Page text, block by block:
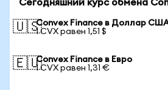
Сегодняшний курс обмена
🇺🇸Convex Finance в Доллар
1 CVX равен 1,51 $
🇪🇺Convex Finance в Евро
1 CVX равен 1,31 €